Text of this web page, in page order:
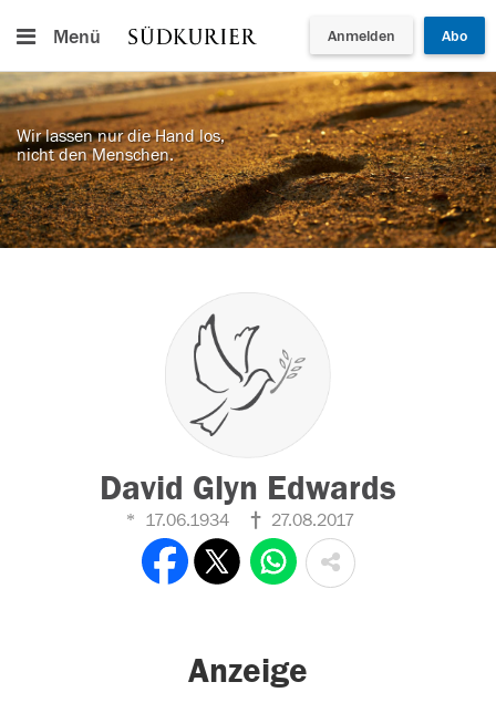
Menü Anmelden Abo
Wir lassen nur die Hand los,
nicht den Menschen.
David Glyn Edwards
17.06.1934 27.08.2017
Anzeige